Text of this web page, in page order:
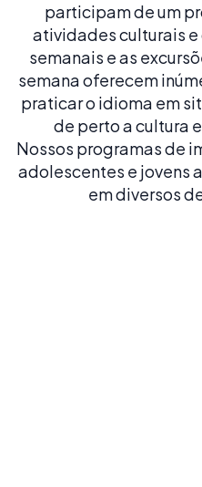
participam de um
atividades culturais
semanais e as
semana oferecem
praticar o idioma em
de perto a cultura
Nossos programas de
adolescentes e jovens
em diversos